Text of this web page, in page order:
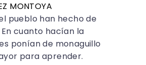
MONTOYA
pueblo han hecho de
cuanto hacían la
ponían de monaguillo
para aprender.